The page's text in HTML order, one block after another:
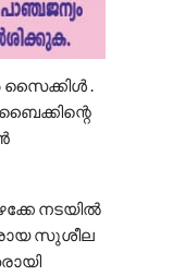
സൈക്കിൾ .
നടയിൽ
സുശീല